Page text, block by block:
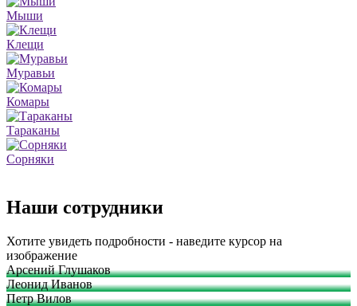
Мыши
Клещи
Муравьи
Комары
Тараканы
Сорняки
Наши сотрудники
Хотите увидеть подробности - наведите курсор на
изображение
Арсений Глушаков
Леонид Иванов
Петр Вилов